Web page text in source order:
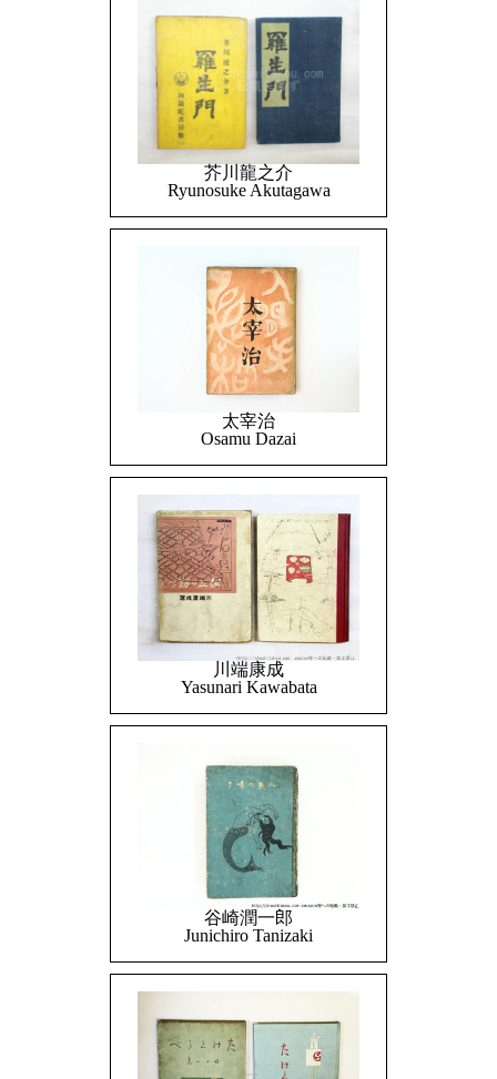
芥川龍之介
Ryunosuke Akutagawa
太宰治
Osamu Dazai
川端康成
Yasunari Kawabata
谷崎潤一郎
Junichiro Tanizaki